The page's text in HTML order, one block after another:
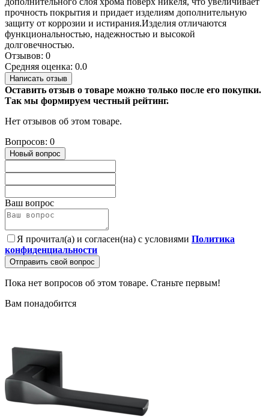
прочность покрытия и придает изделиям дополнительную
защиту от коррозии и истирания.Изделия отличаются
функциональностью, надежностью и высокой
долговечностью.
Отзывов: 0
Средняя оценка: 0.0
Написать отзыв
Оставить отзыв о товаре можно только после его покупки.
Так мы формируем честный рейтинг.
Нет отзывов об этом товаре.
Вопросов: 0
Новый вопрос
Ваш вопрос
Я прочитал(а) и согласен(на) с условиями Политика
конфиденциальности
Отправить свой вопрос
Пока нет вопросов об этом товаре. Станьте первым!
Вам понадобится